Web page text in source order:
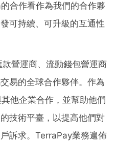
合作看作為我們的合作夥
可持續、可升級的互通性
營運商、流動錢包營運商
易的全球合作夥伴。作為
他企業合作，並幫助他們
技術平臺，以提高他們對
訴求。TerraPay業務遍佈